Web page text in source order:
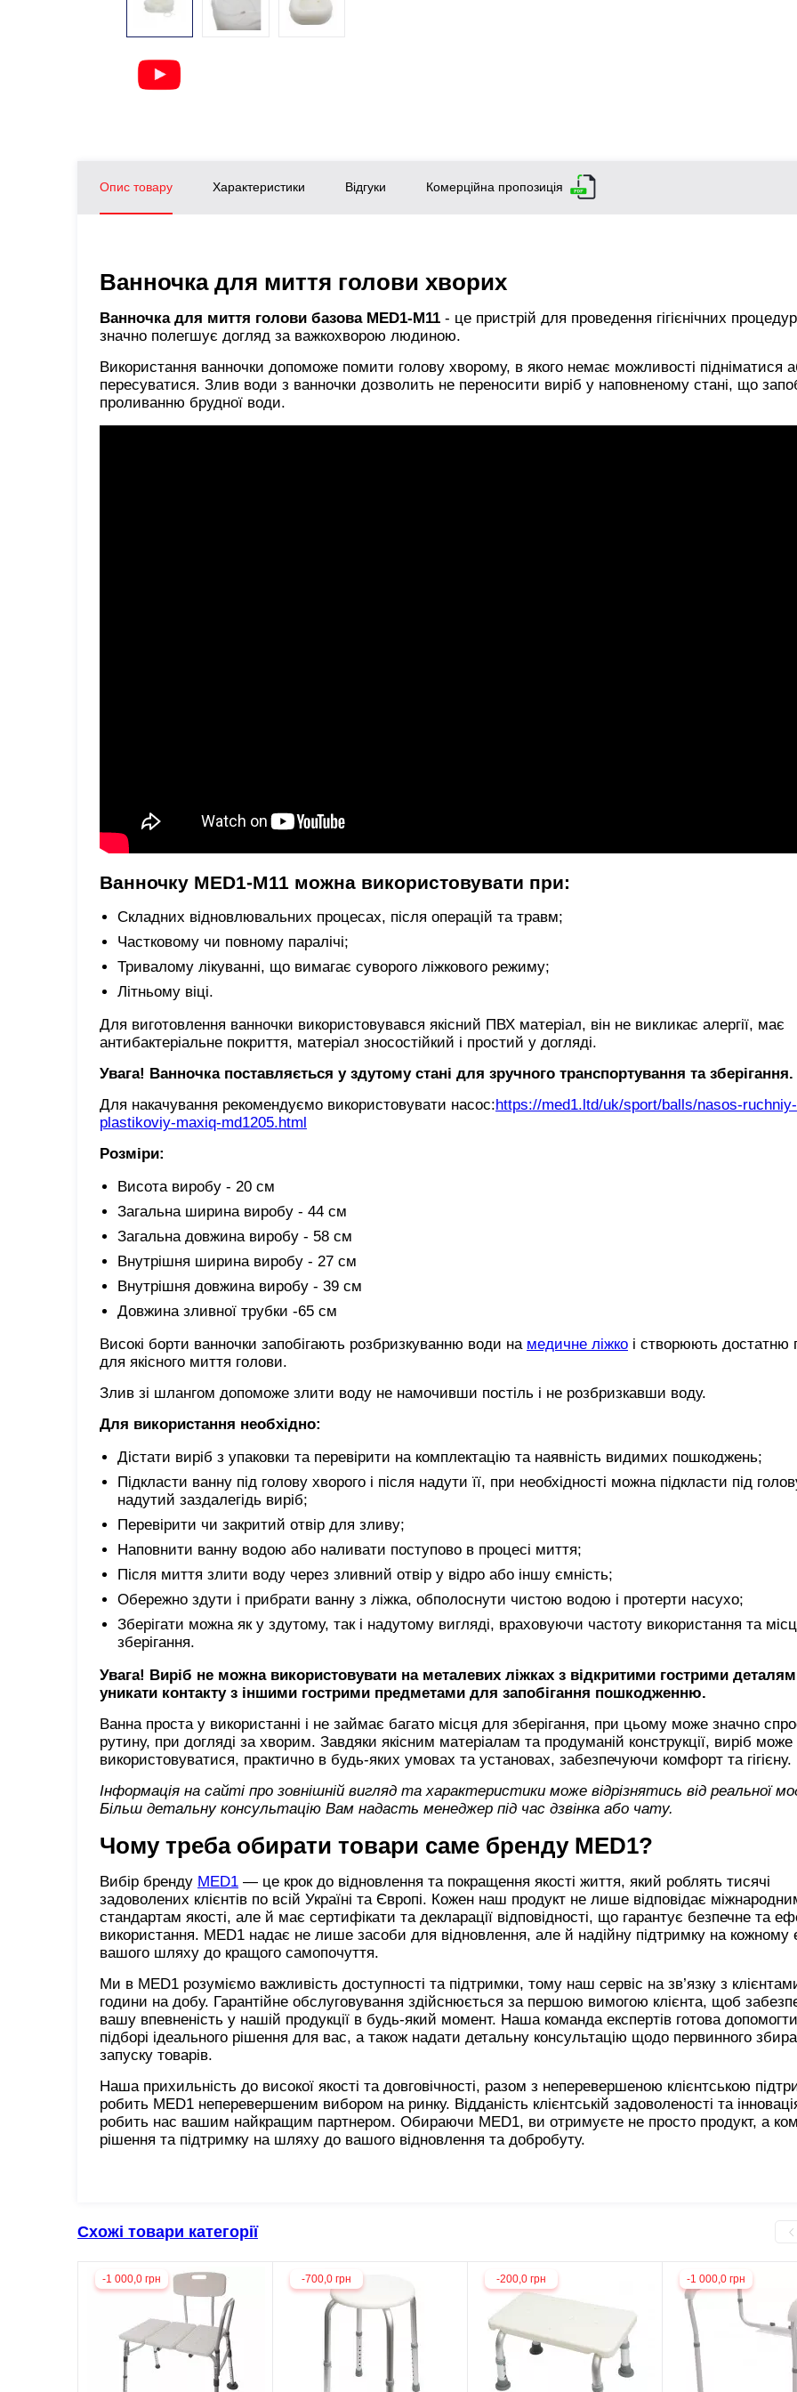
Опис товару Характеристики Відгуки Комерційна пропозиція
Ванночка для миття голови хворих
Ванночка для миття голови базова MED1-M11 - це пристрій для проведення гігієнічних
значно полегшує догляд за важкохворою людиною.
Використання ванночки допоможе помити голову хворому, в якого немає можливості підніматися
пересуватися. Злив води з ванночки дозволить не переносити виріб у наповненому стані, що
проливанню брудної води.
Ванночку MED1-M11 можна використовувати при:
Складних відновлювальних процесах, після операцій та травм;
Частковому чи повному паралічі;
Тривалому лікуванні, що вимагає суворого ліжкового режиму;
Літньому віці.
Для виготовлення ванночки використовувався якісний ПВХ матеріал, він не викликає алергії, має
антибактеріальне покриття, матеріал зносостійкий і простий у догляді.
Увага! Ванночка поставляється у здутому стані для зручного транспортування та зберігання.
Для накачування рекомендуємо використовувати насос:https://med1.ltd/uk/sport/balls/nasos-ruchniy-
plastikoviy-maxiq-md1205.html
Розміри:
Висота виробу - 20 см
Загальна ширина виробу - 44 см
Загальна довжина виробу - 58 см
Внутрішня ширина виробу - 27 см
Внутрішня довжина виробу - 39 см
Довжина зливної трубки -65 см
Високі борти ванночки запобігають розбризкуванню води на медичне ліжко і створюють достатню
для якісного миття голови.
Злив зі шлангом допоможе злити воду не намочивши постіль і не розбризкавши воду.
Для використання необхідно:
Дістати виріб з упаковки та перевірити на комплектацію та наявність видимих пошкоджень;
Підкласти ванну під голову хворого і після надути її, при необхідності можна підкласти під
надутий заздалегідь виріб;
Перевірити чи закритий отвір для зливу;
Наповнити ванну водою або наливати поступово в процесі миття;
Після миття злити воду через зливний отвір у відро або іншу ємність;
Обережно здути і прибрати ванну з ліжка, обполоснути чистою водою і протерти насухо;
Зберігати можна як у здутому, так і надутому вигляді, враховуючи частоту використання та
зберігання.
Увага! Виріб не можна використовувати на металевих ліжках з відкритими гострими
уникати контакту з іншими гострими предметами для запобігання пошкодженню.
Ванна проста у використанні і не займає багато місця для зберігання, при цьому може значно
рутину, при догляді за хворим. Завдяки якісним матеріалам та продуманій конструкції, виріб може
використовуватися, практично в будь-яких умовах та установах, забезпечуючи комфорт та гігієну.
Інформація на сайті про зовнішній вигляд та характеристики може відрізнятись від реальної
Більш детальну консультацію Вам надасть менеджер під час дзвінка або чату.
Чому треба обирати товари саме бренду MED1?
Вибір бренду MED1 — це крок до відновлення та покращення якості життя, який роблять тисячі
задоволених клієнтів по всій Україні та Європі. Кожен наш продукт не лише відповідає
стандартам якості, але й має сертифікати та декларації відповідності, що гарантує безпечне та
використання. MED1 надає не лише засоби для відновлення, але й надійну підтримку на кожному
вашого шляху до кращого самопочуття.
Ми в MED1 розуміємо важливість доступності та підтримки, тому наш сервіс на зв’язку з
години на добу. Гарантійне обслуговування здійснюється за першою вимогою клієнта, щоб
вашу впевненість у нашій продукції в будь-який момент. Наша команда експертів готова
підборі ідеального рішення для вас, а також надати детальну консультацію щодо первинного
запуску товарів.
Наша прихильність до високої якості та довговічності, разом з неперевершеною клієнтською
робить MED1 неперевершеним вибором на ринку. Відданість клієнтській задоволеності та
робить нас вашим найкращим партнером. Обираючи MED1, ви отримуєте не просто продукт, а
рішення та підтримку на шляху до вашого відновлення та добробуту.
Схожі товари категорії
-1 000,0 грн -700,0 грн -200,0 грн -1 000,0 грн